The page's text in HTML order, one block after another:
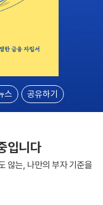
스 공유하기
입니다
않는, 나만의 부자 기준을